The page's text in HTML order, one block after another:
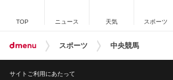
TOP ニュース 天気 スポーツ
スポーツ 中央競馬
サイトご利用にあたって